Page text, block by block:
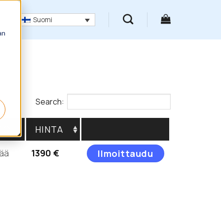
Suomi
Search:
HINTA
1390 € Ilmoittaudu
Tällä